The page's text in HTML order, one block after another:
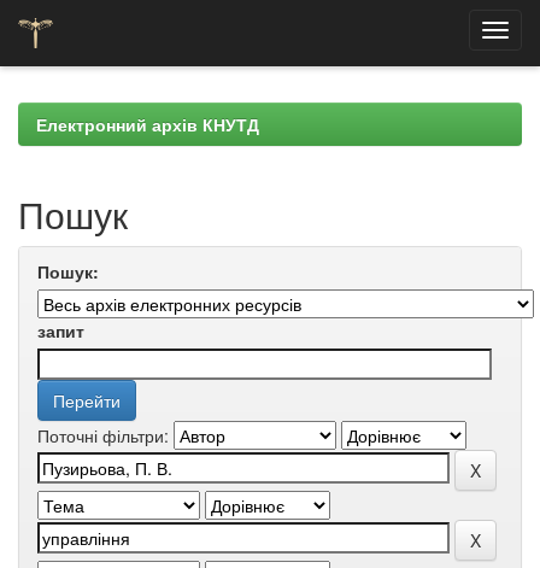
navigationЕлектронний архів КНУТД
Пошук
Пошук:
запит
Поточні фільтри: